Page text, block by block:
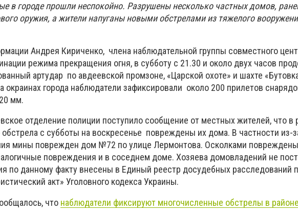
в городе прошли неспокойно. Разрушены несколько частных домов,
оружия, а жители напуганы новыми обстрелами из тяжелого
Андрея Кириченко, члена наблюдательной группы совместного
режима прекращения огня, в субботу с 21.30 и около двух часов
артудар по авдеевской промзоне, «Царской охоте» и шахте
окраинах города наблюдатели зафиксировали около 200 прилетов
мм.
отделение полиции поступило сообщение от местных жителей, что в
обстрела с субботы на воскресенье повреждены их дома. В частности из-
мины поврежден дом №72 по улице Лермонтова. Осколками
повреждения и в соседнем доме. Хозяева домовладений не
по данному факту внесены в Единый реестр досудебных расследований
акт» Уголовного кодекса Украины.
что наблюдатели фиксируют многочисленные обстрелы в